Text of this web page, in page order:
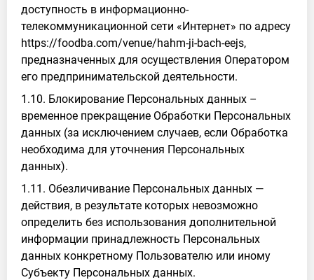
доступность в информационно-
телекоммуникационной сети «Интернет» по адресу
https://foodba.com/venue/hahm-ji-bach-eejs,
предназначенных для осуществления Оператором
его предпринимательской деятельности.
1.10. Блокирование Персональных данных –
временное прекращение Обработки Персональных
данных (за исключением случаев, если Обработка
необходима для уточнения Персональных
данных).
1.11. Обезличивание Персональных данных —
действия, в результате которых невозможно
определить без использования дополнительной
информации принадлежность Персональных
данных конкретному Пользователю или иному
Субъекту Персональных данных.